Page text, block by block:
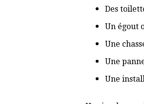
Des
Un égout
Une
Une
Une